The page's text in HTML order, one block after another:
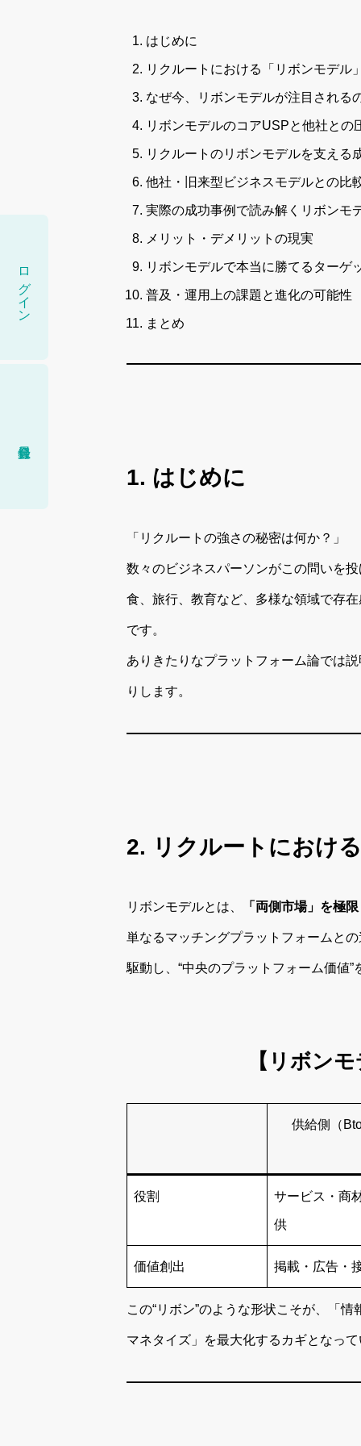
はじめに
リクルートにおける「リボンモデル
なぜ今、リボンモデルが注目される
リボンモデルのコアUSPと他社との
リクルートのリボンモデルを支える
他社・旧来型ビジネスモデルとの比
実際の成功事例で読み解くリボンモ
メリット・デメリットの現実
リボンモデルで本当に勝てるターゲ
普及・運用上の課題と進化の可能性
まとめ
1. はじめに
「リクルートの強さの秘密は何か？」
数々のビジネスパーソンがこの問いを
食、旅行、教育など、多様な領域で存
です。
ありきたりなプラットフォーム論では
りします。
2. リクルートにおけ
リボンモデルとは、 「両側市場」を極
単なるマッチングプラットフォームと
駆動し、“中央のプラットフォーム価値
【リボン
供給側（
役割 サービス・商
供
価値創出 掲載・広告・
この“リボン”のような形状こそが、「
マネタイズ」を最大化するカギとなっ
ログイン